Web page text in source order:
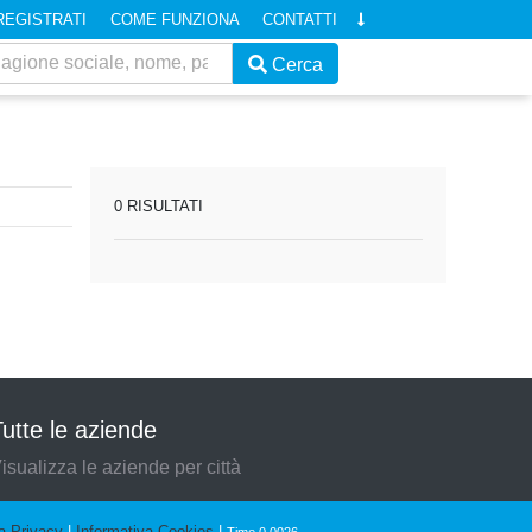
0 RISULTATI
COME FUNZIONA CONTATTI
Cerca
le aziende
le aziende per città